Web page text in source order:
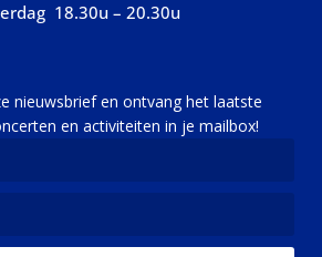
18.30u – 20.30u
nieuwsbrief en ontvang het laatste
en activiteiten in je mailbox!